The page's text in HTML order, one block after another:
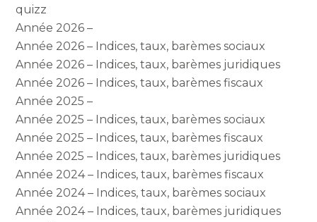
quizz
Année 2026 –
Année 2026 – Indices, taux, barèmes sociaux
Année 2026 – Indices, taux, barèmes juridiques
Année 2026 – Indices, taux, barèmes fiscaux
Année 2025 –
Année 2025 – Indices, taux, barèmes sociaux
Année 2025 – Indices, taux, barèmes fiscaux
Année 2025 – Indices, taux, barèmes juridiques
Année 2024 – Indices, taux, barèmes fiscaux
Année 2024 – Indices, taux, barèmes sociaux
Année 2024 – Indices, taux, barèmes juridiques